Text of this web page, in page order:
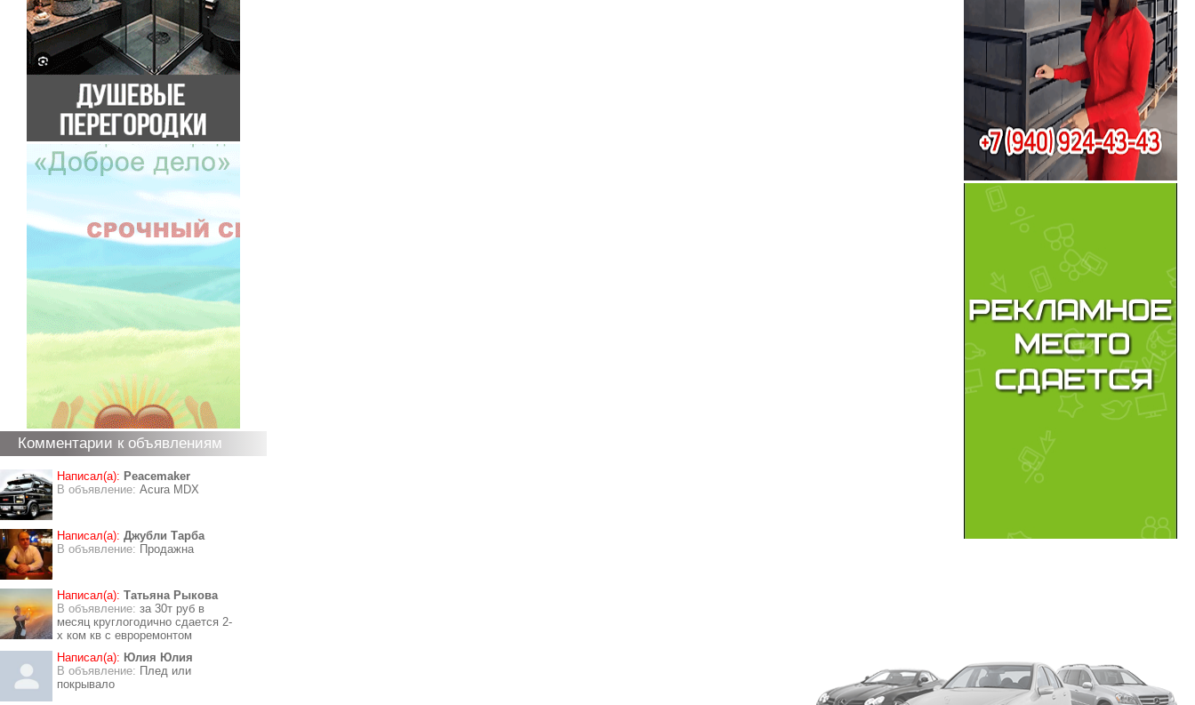
Комментарии к объявлениям
Написал(а): Peacemaker
В объявление: Acura MDX
Написал(а): Джубли Тарба
В объявление: Продажна
Написал(а): Татьяна Рыкова
В объявление: за 30т руб в
месяц круглогодично сдается 2-
х ком кв с евроремонтом
Написал(а): Юлия Юлия
В объявление: Плед или
покрывало